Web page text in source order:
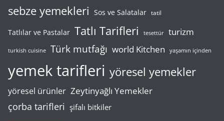
sebze yemekleri Sos ve Salatalar tatil
Tatlılar ve Pastalar Tatlı Tarifleri tesettür turizm
turkish cuisine Türk mutfağı world Kitchen yaşamın içinden
yemek tarifleri yöresel yemekler
yöresel ürünler Zeytinyağlı Yemekler
çorba tarifleri şifalı bitkiler